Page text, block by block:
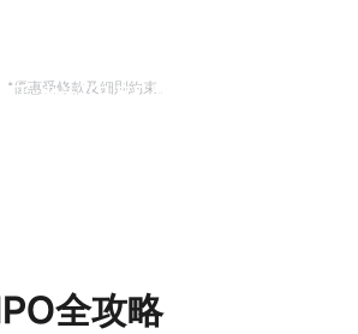
千蚊迎新獎賞
*優惠受條款及細則約束。
全攻略